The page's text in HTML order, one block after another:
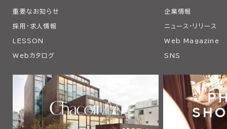
重要なお知らせ 企業情報
採用・求人情報 ニュース・リリース
LESSON Web Magazine
Webカタログ SNS